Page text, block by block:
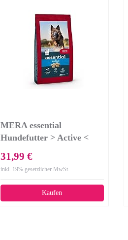
MERA essential
Hundefutter > Active <
mit hohem
Aktivitätsniveau -
Trockenfutter mit Geflügel
- Ohne Zucker &
31,99 €
inkl. 19% gesetzlicher MwSt.
Kaufen